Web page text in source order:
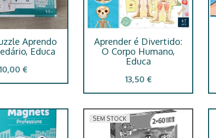
Aprendo
Educa
10,00 €
Aprender é Divertido:
O Corpo Humano,
Educa
13,50 €
SEM STOCK